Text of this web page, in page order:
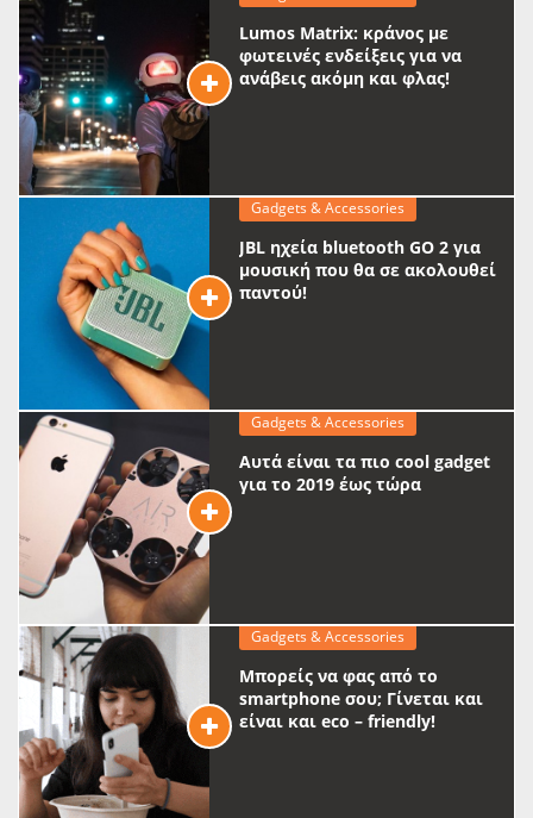
Lumos Matrix: κράνος με
φωτεινές ενδείξεις για να
ανάβεις ακόμη και φλας!
Gadgets & Accessories
JBL ηχεία bluetooth GO 2 για
μουσική που θα σε ακολουθεί
παντού!
Gadgets & Accessories
Αυτά είναι τα πιο cool gadget
για το 2019 έως τώρα
Gadgets & Accessories
Μπορείς να φας από το
smartphone σου; Γίνεται και
είναι και eco – friendly!